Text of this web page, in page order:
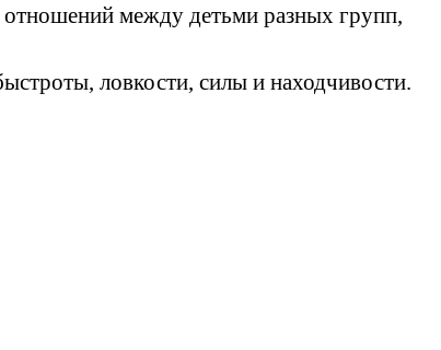
отношений между детьми разных групп,
ловкости, силы и находчивости.